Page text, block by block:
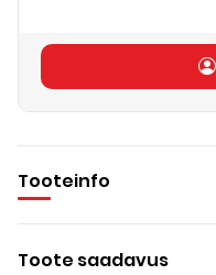
Tooteinfo
Toote saadavus